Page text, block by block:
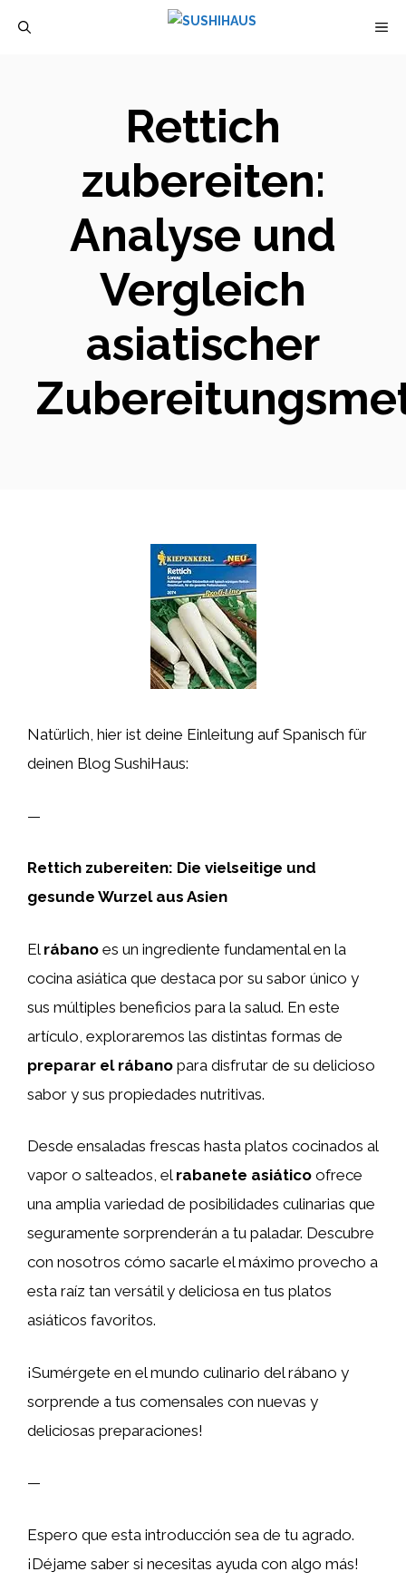
Rettich
zubereiten:
Analyse und
Vergleich
asiatischer
Natürlich, hier ist deine Einleitung auf Spanisch für
deinen Blog SushiHaus:
—
Rettich zubereiten: Die vielseitige und
gesunde Wurzel aus Asien
El rábano es un ingrediente fundamental en la
cocina asiática que destaca por su sabor único y
sus múltiples beneficios para la salud. En este
artículo, exploraremos las distintas formas de
preparar el rábano para disfrutar de su delicioso
sabor y sus propiedades nutritivas.
Desde ensaladas frescas hasta platos cocinados al
vapor o salteados, el rabanete asiático ofrece
una amplia variedad de posibilidades culinarias que
seguramente sorprenderán a tu paladar. Descubre
con nosotros cómo sacarle el máximo provecho a
esta raíz tan versátil y deliciosa en tus platos
asiáticos favoritos.
¡Sumérgete en el mundo culinario del rábano y
sorprende a tus comensales con nuevas y
deliciosas preparaciones!
—
Espero que esta introducción sea de tu agrado.
¡Déjame saber si necesitas ayuda con algo más!